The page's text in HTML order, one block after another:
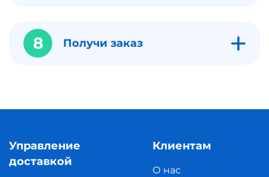
8 Получи заказ
Управление
доставкой
Клиентам
О нас